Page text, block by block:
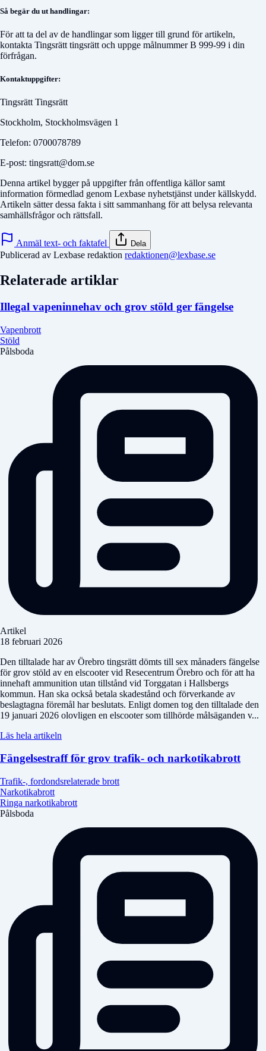
Så begär du ut handlingar:
För att ta del av de handlingar som ligger till grund för artikeln,
kontakta Tingsrätt tingsrätt och uppge målnummerB 999-99 i din
förfrågan.
Kontaktuppgifter:
Tingsrätt Tingsrätt
Stockholm, Stockholmsvägen 1
Telefon: 0700078789
E-post: tingsratt@dom.se
Denna artikel bygger på uppgifter från offentliga källor samt
information förmedlad genom Lexbase nyhetstjänst under källskydd.
Artikeln sätter dessa fakta i sitt sammanhang för att belysa relevanta
samhällsfrågor och rättsfall.
Anmäl text- och faktafel Dela
Publicerad av Lexbase redaktion redaktionen@lexbase.se
Relaterade artiklar
Illegal vapeninnehav och grov stöld ger fängelse
Vapenbrott
Stöld
Pålsboda
Artikel
18 februari 2026
Den tilltalade har av Örebro tingsrätt dömts till sex månaders fängelse
för grov stöld av en elscooter vid Resecentrum Örebro och för att ha
innehaft ammunition utan tillstånd vid Torggatan i Hallsbergs
kommun. Han ska också betala skadestånd och förverkande av
beslagtagna föremål har beslutats. Enligt domen tog den tilltalade den
19 januari 2026 olovligen en elscooter som tillhörde målsäganden v...
Läs hela artikeln
Fängelsestraff för grov trafik- och narkotikabrott
Trafik-, fordondsrelaterade brott
Narkotikabrott
Ringa narkotikabrott
Pålsboda